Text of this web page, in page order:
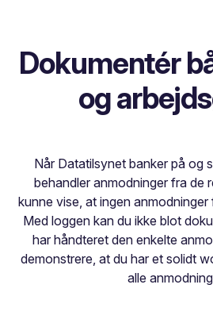
Dokumentér
og
Når Datatilsynet banker på og
behandler anmodninger fra de
kunne vise, at ingen
Med loggen kan du ikke blot
har håndteret den enkelte
demonstrere, at du har et solidt
alle